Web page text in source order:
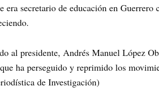
era secretario de educación en
al presidente, Andrés Manuel López
ha perseguido y reprimido los
de Investigación)